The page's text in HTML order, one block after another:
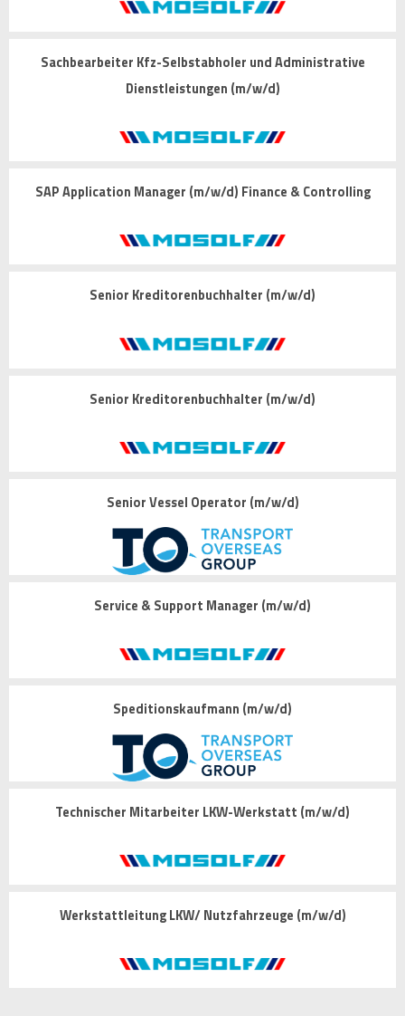
Sachbearbeiter Kfz-Selbstabholer und Administrative
Dienstleistungen (m/w/d)
SAP Application Manager (m/w/d) Finance & Controlling
Senior Kreditorenbuchhalter (m/w/d)
Senior Kreditorenbuchhalter (m/w/d)
Senior Vessel Operator (m/w/d)
Service & Support Manager (m/w/d)
Speditionskaufmann (m/w/d)
Technischer Mitarbeiter LKW-Werkstatt (m/w/d)
Werkstattleitung LKW/ Nutzfahrzeuge (m/w/d)